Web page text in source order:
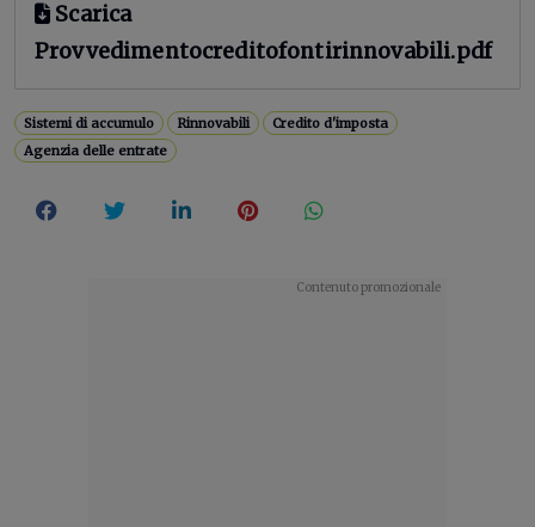
Scarica
Provvedimentocreditofontirinnovabili.pdf
Sistemi di accumulo Rinnovabili
Credito d'imposta
Agenzia delle entrate